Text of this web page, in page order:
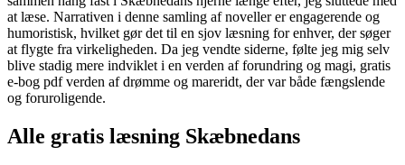
at læse. Narrativen i denne samling af noveller er engagerende og
humoristisk, hvilket gør det til en sjov læsning for enhver, der søger
at flygte fra virkeligheden. Da jeg vendte siderne, følte jeg mig selv
blive stadig mere indviklet i en verden af forundring og magi, gratis
e-bog pdf verden af drømme og mareridt, der var både fængslende
og foruroligende.
Alle gratis læsning Skæbnedans